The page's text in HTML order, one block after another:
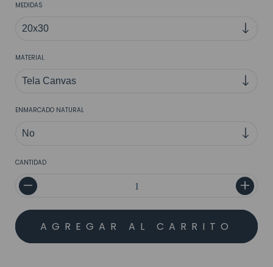
MEDIDAS
MATERIAL
ENMARCADO NATURAL
CANTIDAD